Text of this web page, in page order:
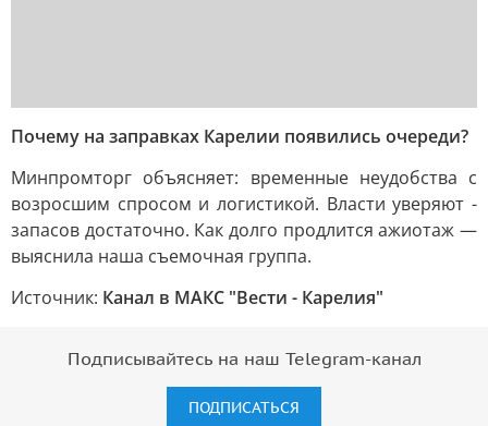
Почему на заправках Карелии появились очереди?
Минпромторг объясняет: временные неудобства с
возросшим спросом и логистикой. Власти уверяют -
запасов достаточно. Как долго продлится ажиотаж —
выяснила наша съемочная группа.
Источник: Канал в МАКС "Вести - Карелия"
Подписывайтесь на наш Telegram-канал
ПОДПИСАТЬСЯ